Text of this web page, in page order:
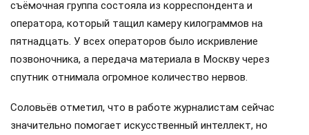
съёмочная группа состояла из корреспондента и
оператора, который тащил камеру килограммов на
пятнадцать. У всех операторов было искривление
позвоночника, а передача материала в Москву через
спутник отнимала огромное количество нервов.
Соловьёв отметил, что в работе журналистам сейчас
значительно помогает искусственный интеллект, но